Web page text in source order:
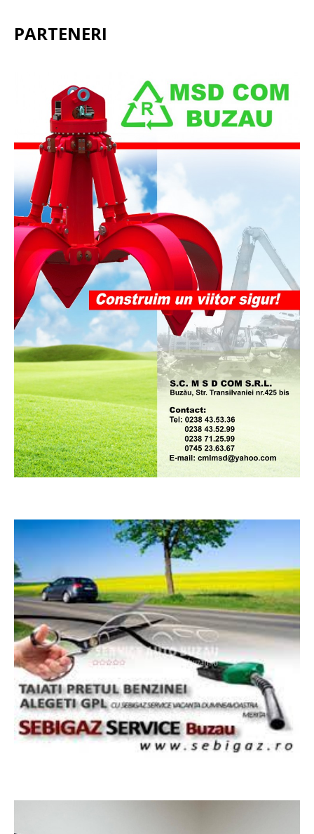
PARTENERI